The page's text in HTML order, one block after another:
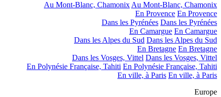
Au Mont-Blanc, ChamonixAu Mont-Blanc, Chamonix
En Provence En Provence
Dans les Pyrénées Dans les Pyrénées
En Camargue En Camargue
Dans les Alpes du Sud Dans les Alpes du Sud
En Bretagne En Bretagne
Dans les Vosges, Vittel Dans les Vosges, Vittel
En Polynésie Française, Tahiti En Polynésie Française, Tahiti
En ville, à Paris En ville, à Paris
Europe